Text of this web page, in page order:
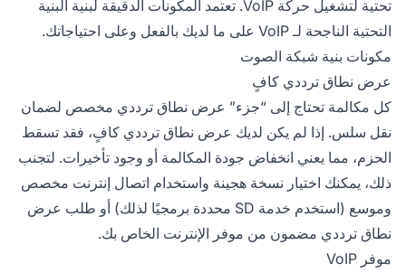
تحتية لتشغيل حركة VoIP. تعتمد المكونات الدقيقة لبنية البنية
التحتية الناجحة لـ VoIP على ما لديك بالفعل وعلى احتياجاتك.
مكونات بنية شبكة الصوت
عرض نطاق ترددي كافٍ
كل مكالمة تحتاج إلى “جزء” عرض نطاق ترددي مخصص لضمان
نقل سلس. إذا لم يكن لديك عرض نطاق ترددي كافٍ، فقد تسقط
الحزم، مما يعني انخفاض جودة المكالمة أو وجود تأخيرات. لتجنب
ذلك، يمكنك اختيار نسخة هجينة واستخدام اتصال إنترنت مخصص
وموسع (استخدم خدمة SD محددة برمجيًا لذلك) أو طلب عرض
نطاق ترددي مضمون من موفر الإنترنت الخاص بك.
موفر VoIP